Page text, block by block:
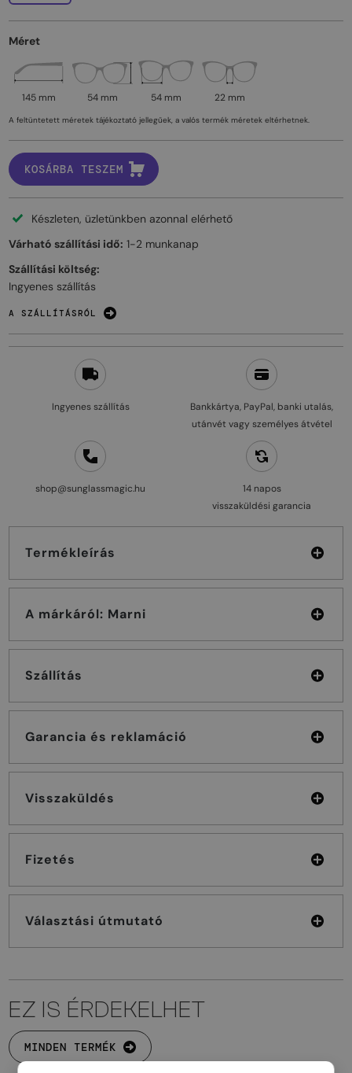
Ingyenes szállítás
Bankkártya, PayPal, banki utalás,
utánvét vagy személyes átvétel
shop@sunglassmagic.hu
14 napos
visszaküldési garancia
Termékleírás
A márkáról: Marni
Szállítás
Garancia és reklamáció
Visszaküldés
Fizetés
Választási útmutató
Méret
145 mm 54 mm 54 mm 22 mm
A feltüntetett méretek tájékoztató jellegűek, a valós termék méretek eltérhetnek.
KOSÁRBA TESZEM
Készleten, üzletünkben azonnal elérhető
Várható szállítási idő: 1-2 munkanap
Szállítási költség:
Ingyenes szállítás
A SZÁLLÍTÁSRÓL
EZ IS ÉRDEKELHET
MINDEN TERMÉK